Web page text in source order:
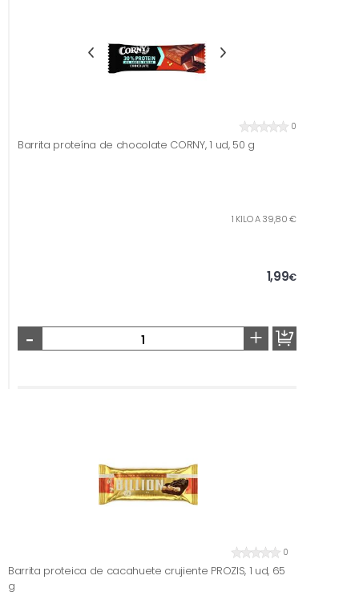
0
Barrita proteína de chocolate CORNY, 1 ud, 50 g
1 KILO A 39,80 €
1,99€
- +
0
Barrita proteica de cacahuete crujiente PROZIS, 1 ud, 65
g